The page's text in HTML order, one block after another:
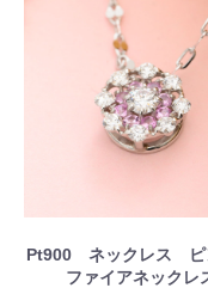
Pt900 ネックレス ピ
ファイアネックレ